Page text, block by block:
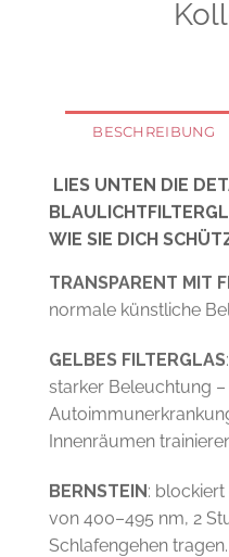
WIE SIE DICH
normale künstliche
starker Beleuchtung
Innenräumen
von 400–495 nm, 2
Schlafengehen
Sicht.